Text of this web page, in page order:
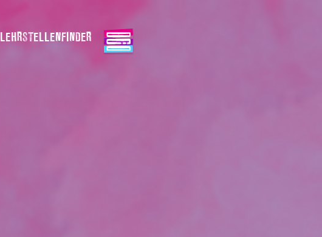
LEHRSTELLENFINDER